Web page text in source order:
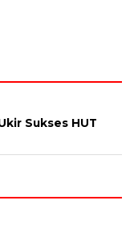
Sukses HUT